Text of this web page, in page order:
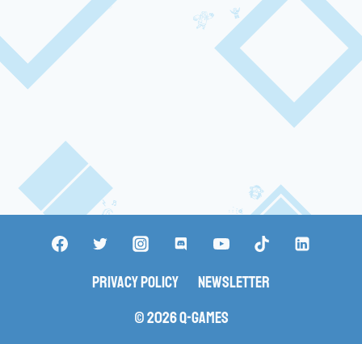
Privacy Policy
Newsletter
© 2026 Q-Games